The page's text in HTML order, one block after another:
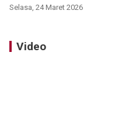
Selasa, 24 Maret 2026
Video